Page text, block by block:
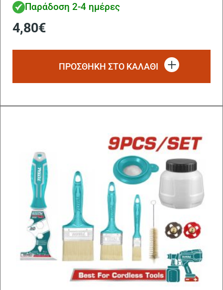
Παράδοση 2-4 ημέρες
4,80€
ΠΡΟΣΘΗΚΗ ΣΤΟ ΚΑΛΑΘΙ